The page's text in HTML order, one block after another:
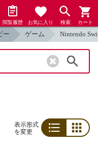
閲覧履歴 お気に入り 検索 カート
ー ゲーム Nintendo
表示形式
を変更